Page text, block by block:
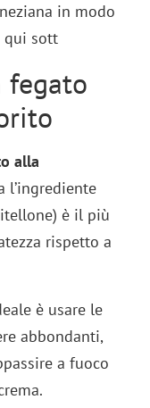
in modo
qui sott
fegato
alla
l’ingrediente
è il più
rispetto a
è usare le
abbondanti,
a fuoco